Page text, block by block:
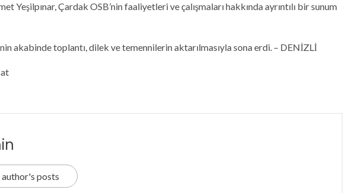
Yeşilpınar, Çardak OSB’nin faaliyetleri ve çalışmaları hakkında ayrıntılı bir sunum
akabinde toplantı, dilek ve temennilerin aktarılmasıyla sona erdi. – DENİZLİ
author's posts